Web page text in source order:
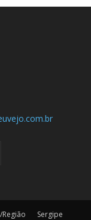
Região Sergipe